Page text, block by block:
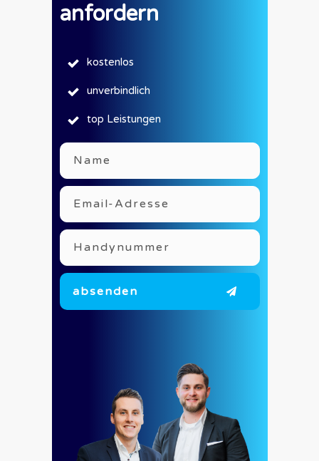
anfordern
kostenlos
unverbindlich
top Leistungen
absenden